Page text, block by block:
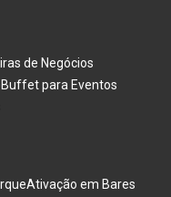
de Negócios
Buffet para Eventos
Ativação em Bares